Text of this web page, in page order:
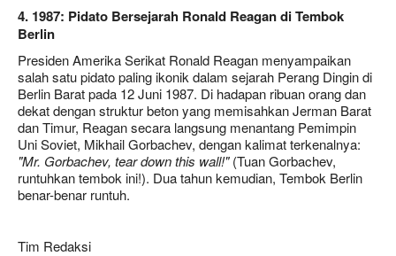
4. 1987: Pidato Bersejarah Ronald Reagan di Tembok
Berlin
Presiden Amerika Serikat Ronald Reagan menyampaikan
salah satu pidato paling ikonik dalam sejarah Perang Dingin di
Berlin Barat pada 12 Juni 1987. Di hadapan ribuan orang dan
dekat dengan struktur beton yang memisahkan Jerman Barat
dan Timur, Reagan secara langsung menantang Pemimpin
Uni Soviet, Mikhail Gorbachev, dengan kalimat terkenalnya:
"Mr. Gorbachev, tear down this wall!"(Tuan Gorbachev,
runtuhkan tembok ini!). Dua tahun kemudian, Tembok Berlin
benar-benar runtuh.
Tim Redaksi